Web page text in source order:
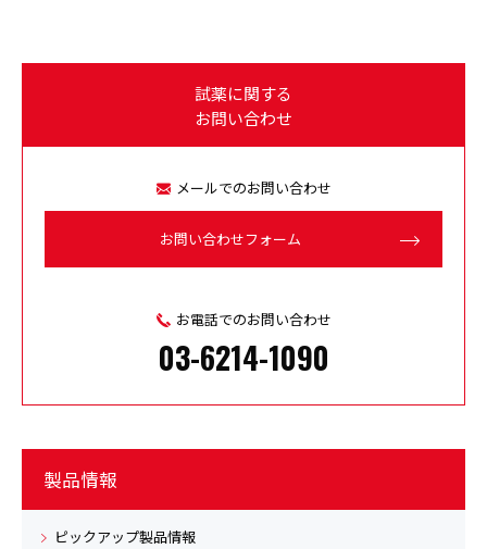
試薬に関する
お問い合わせ
メールでのお問い合わせ
お問い合わせフォーム
お電話でのお問い合わせ
03-6214-1090
製品情報
ピックアップ製品情報